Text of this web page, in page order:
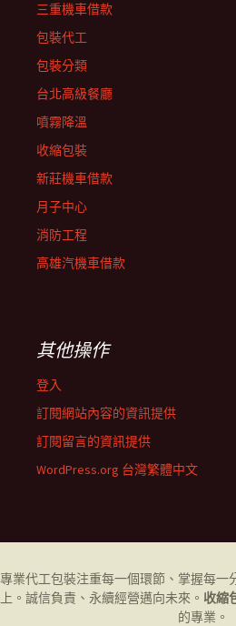
三重機車借款
包裝代工
包裝分類
台北高級餐廳
噴霧降溫
收縮包裝
新莊機車借款
月子中心
消防工程
高雄汽機車借款
其他操作
登入
訂閱網站內容的資訊提供
訂閱留言的資訊提供
WordPress.org 台灣繁體中文
專業代工包裝注重每一個環節、掌握每一
上。誠信負責、永續經營邁向未來。 收縮
的專業。